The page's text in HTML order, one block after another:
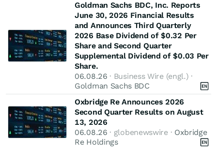
Goldman Sachs BDC, Inc. Reports
June 30, 2026 Financial Results
and Announces Third Quarterly
2026 Base Dividend of $0.32 Per
Share and Second Quarter
Supplemental Dividend of $0.03 Per
Share.
06.08.26 · Business Wire (engl.) ·
Goldman Sachs BDC
Oxbridge Re Announces 2026
Second Quarter Results on August
13, 2026
06.08.26 · globenewswire · Oxbridge
Re Holdings